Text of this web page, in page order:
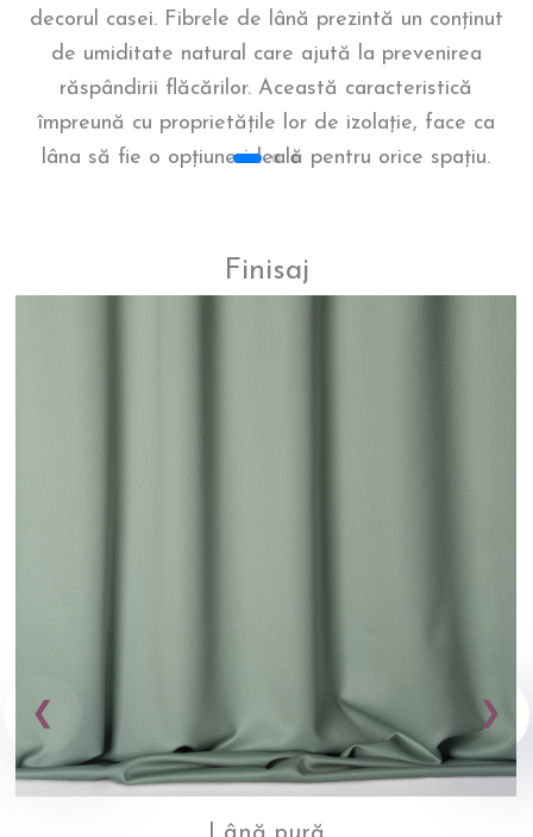
decorul casei. Fibrele de lână prezintă un conținut
de umiditate natural care ajută la prevenirea
răspândirii flăcărilor. Această caracteristică
împreună cu proprietățile lor de izolație, face ca
lâna să fie o opțiune ideală pentru orice spațiu.
Finisaj